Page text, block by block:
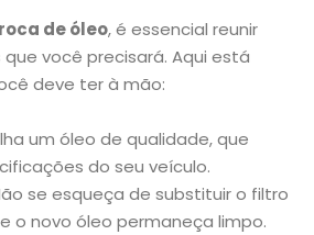
de óleo, é essencial reunir
você precisará. Aqui está
deve ter à mão:
um óleo de qualidade, que
do seu veículo.
se esqueça de substituir o filtro
o novo óleo permaneça limpo.